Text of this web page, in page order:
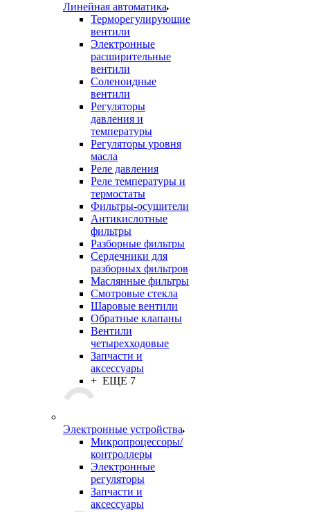
Линейная автоматика
Терморегулирующие
вентили
Электронные
расширительные
вентили
Соленоидные
вентили
Регуляторы
давления и
температуры
Регуляторы уровня
масла
Реле давления
Реле температуры и
термостаты
Фильтры-осушители
Антикислотные
фильтры
Разборные фильтры
Сердечники для
разборных фильтров
Маслянные фильтры
Смотровые стекла
Шаровые вентили
Обратные клапаны
Вентили
четырехходовые
Запчасти и
аксессуары
+ ЕЩЕ 7
Электронные устройства
Микропроцессоры/
контроллеры
Электронные
регуляторы
Запчасти и
аксессуары